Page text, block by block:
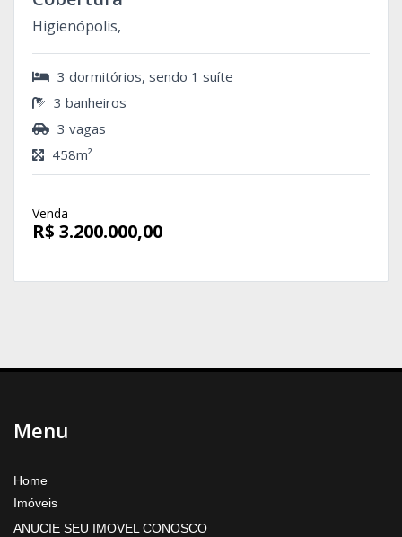
Higienópolis,
3 dormitórios, sendo 1 suíte
3 banheiros
3 vagas
458m²
Venda
R$ 3.200.000,00
Menu
Home
Imóveis
ANUCIE SEU IMOVEL CONOSCO